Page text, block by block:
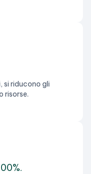
riducono gli
risorse.